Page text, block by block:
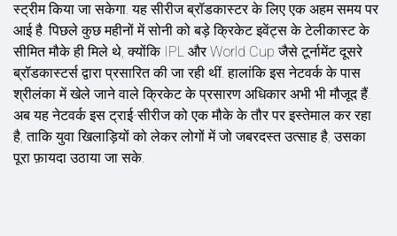
स्ट्रीम किया जा सकेगा. यह सीरीज ब्रॉडकास्टर के लिए एक अहम समय पर
आई है. पिछले कुछ महीनों में सोनी को बड़े क्रिकेट इवेंट्स के टेलीकास्ट के
सीमित मौके ही मिले थे, क्योंकि IPL और World Cup जैसे टूर्नामेंट दूसरे
ब्रॉडकास्टर्स द्वारा प्रसारित की जा रही थीं. हालांकि इस नेटवर्क के पास
श्रीलंका में खेले जाने वाले क्रिकेट के प्रसारण अधिकार अभी भी मौजूद हैं.
अब यह नेटवर्क इस ट्राई-सीरीज को एक मौके के तौर पर इस्तेमाल कर रहा
है, ताकि युवा खिलाड़ियों को लेकर लोगों में जो जबरदस्त उत्साह है, उसका
पूरा फ़ायदा उठाया जा सके.